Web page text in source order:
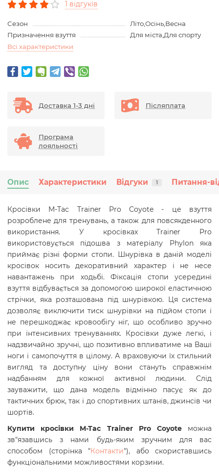
1 відгуків
Сезон
Літо,Осінь,Весна
Призначення взуття
Для міста,Для спорту
Всі характеристики
Доставка 1-3 дні Післяплата
Програма
лояльності
Опис Характеристики Відгуки 1 Питання-
Кросівки M-Tac Trainer Pro Coyote - це взуття
розроблене для тренувань, а також для повсякденного
використання. У кросівках Trainer Pro
використовується підошва з матеріалу Phylon яка
приймає різні форми стопи. Шнурівка в даній моделі
кросівок носить декоративний характер і не несе
навантажень при ходьбі. Фіксація стопи усередині
взуття відбувається за допомогою широкої еластичною
стрічки, яка розташована під шнурівкою. Ця система
дозволяє виключити тиск шнурівки на підйом стопи і
не перешкоджає кровообігу ніг, що особливо зручно
при інтенсивних тренуваннях. Кросівки дуже легкі, і
надзвичайно зручні, що позитивно впливатиме на Ваші
ноги і самопочуття в цілому. А враховуючи їх стильний
вигляд та доступну ціну вони стануть справжнім
надбанням для кожної активної людини. Слід
зауважити, що дана модель відмінно пасує як до
тактичних брюк, так і до спортивних штанів, джинсів чи
шортів.
Купити кросівки M-Tac Trainer Pro Coyote
можна
зв"язавшись з нами будь-яким зручним для вас
способом (сторінка "Контакти"), або скориставшись
функціональними можливостями корзини.